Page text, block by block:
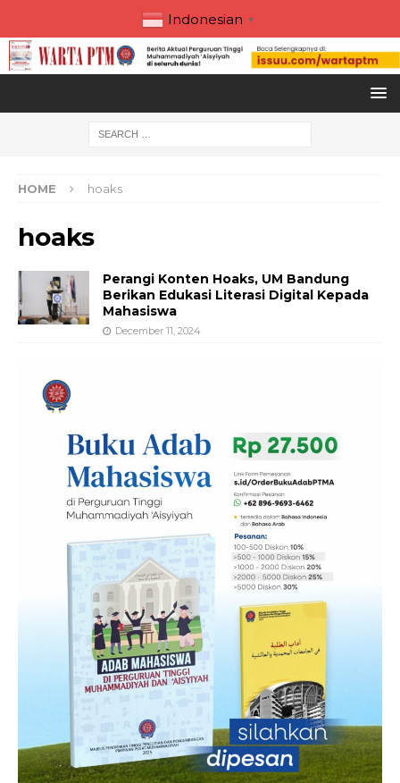
Indonesian ▼
HOME hoaks
hoaks
Perangi Konten Hoaks, UM Bandung
Berikan Edukasi Literasi Digital Kepada
Mahasiswa
December 11, 2024